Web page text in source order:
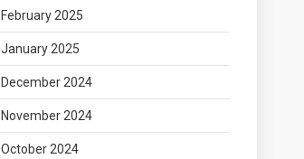
February 2025
January 2025
December 2024
November 2024
October 2024